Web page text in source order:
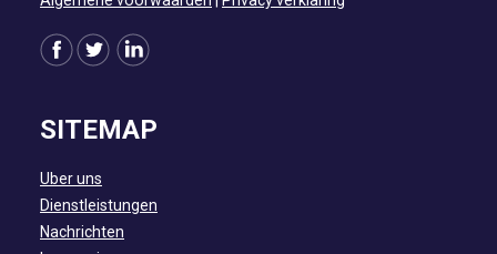
SITEMAP
Uber uns
Dienstleistungen
Nachrichten